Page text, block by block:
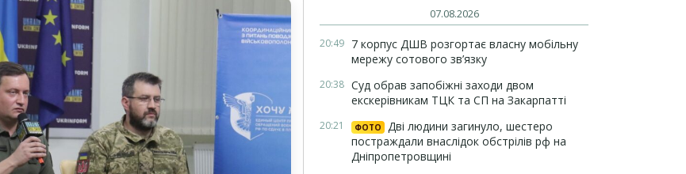
07.08.2026
20:49 7 корпус ДШВ розгортає власну мобільну
мережу сотового зв’язку
20:38 Суд обрав запобіжні заходи двом
екскерівникам ТЦК та СП на Закарпатті
20:21 ФОТО
Дві людини загинуло, шестеро
постраждали внаслідок обстрілів рф на
Дніпропетровщині